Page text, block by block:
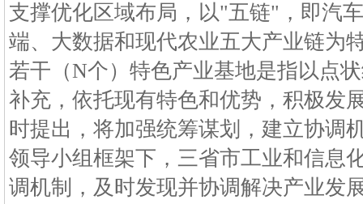
支撑优化区域布局，以"五链"，即汽
端、大数据和现代农业五大产业链为
若干（N个）特色产业基地是指以点
补充，依托现有特色和优势，积极发
时提出，将加强统筹谋划，建立协调
领导小组框架下，三省市工业和信息
调机制，及时发现并协调解决产业发